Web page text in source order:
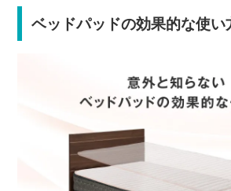
ベッドパッドの効果的な使い